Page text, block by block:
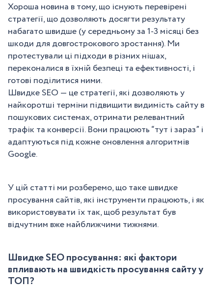
Хороша новина в тому, що існують перевірені
стратегії, що дозволяють досягти результату
набагато швидше (у середньому за 1-3 місяці без
шкоди для довгострокового зростання). Ми
протестували ці підходи в різних нішах,
переконалися в їхній безпеці та ефективності, і
готові поділитися ними.
Швидке SEO — це стратегії, які дозволяють у
найкоротші терміни підвищити видимість сайту в
пошукових системах, отримати релевантний
трафік та конверсії. Вони працюють “тут і зараз” і
адаптуються під кожне оновлення алгоритмів
Google.
У цій статті ми розберемо, що таке швидке
просування сайтів, які інструменти працюють, і як
використовувати їх так, щоб результат був
відчутним вже найближчими тижнями.
Швидке SEO просування: які фактори
впливають на швидкість просування сайту у
ТОП?